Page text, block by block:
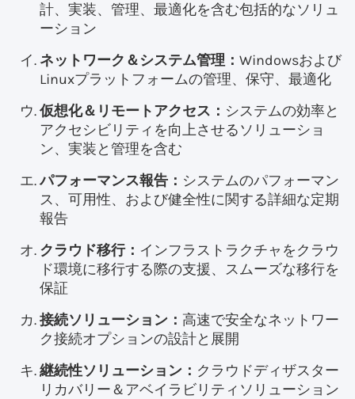
計、実装、管理、最適化を含む包括的なソリュ
ーション
ネットワーク＆システム管理： Windowsおよび
Linuxプラットフォームの管理、保守、最適化
仮想化＆リモートアクセス： システムの効率と
アクセシビリティを向上させるソリューショ
ン、実装と管理を含む
パフォーマンス報告： システムのパフォーマン
ス、可用性、および健全性に関する詳細な定期
報告
クラウド移行： インフラストラクチャをクラウ
ド環境に移行する際の支援、スムーズな移行を
保証
接続ソリューション： 高速で安全なネットワー
ク接続オプションの設計と展開
継続性ソリューション： クラウドディザスター
リカバリー＆アベイラビリティソリューション